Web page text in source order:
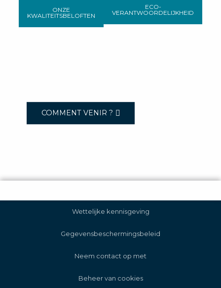
ONZE
KWALITEITSBELOFTEN
ECO-
VERANTWOORDELIJKHEID
COMMENT VENIR ?
Wettelijke kennisgeving
Gegevensbeschermingsbeleid
Neem contact op met
Beheer van cookies